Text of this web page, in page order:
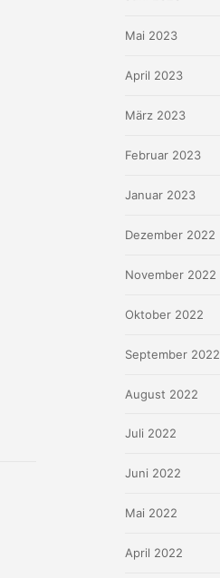
Mai 2023
April 2023
März 2023
Februar 2023
Januar 2023
Dezember 2022
November 2022
Oktober 2022
September 2022
August 2022
Juli 2022
Juni 2022
Mai 2022
April 2022